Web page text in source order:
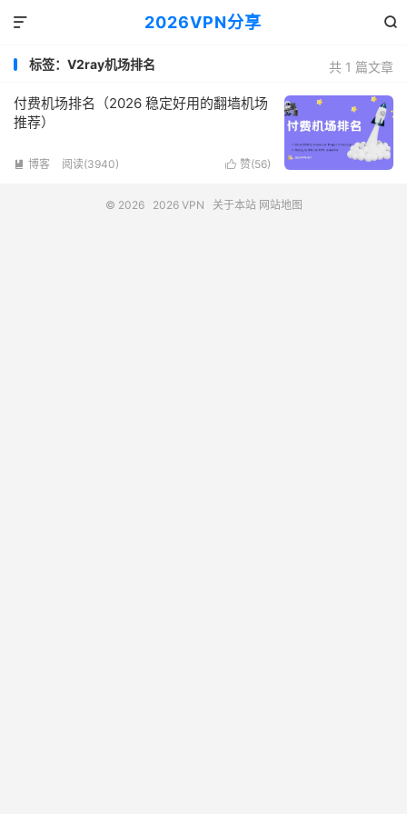
2026VPN分享 

共 1 篇文章
标签：V2ray机场排名
付费机场排名（2026 稳定好用的翻墙机场
推荐）
 赞(56)
 博客 阅读(3940)
© 2026 2026 VPN 关于本站 网站地图